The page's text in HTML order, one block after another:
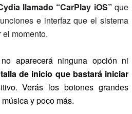
llamado “CarPlay iOS” que
e interfaz que el sistema
momento.
aparecerá ninguna opción ni
de inicio que bastará iniciar
Verás los botones grandes
y poco más.